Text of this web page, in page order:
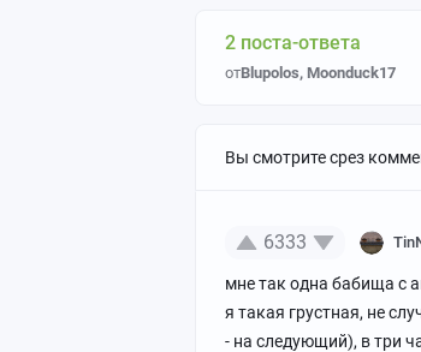
2 поста-ответа
отBlupolos, Moonduck17
Вы смотрите срез
6333
мне так одна бабища с
я такая грустная, не
- на следующий), в три